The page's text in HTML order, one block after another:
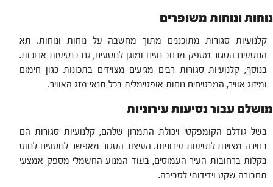
נוחות ונוחות משופרים
קלנועיות סגורות מתוכננים מתוך מחשבה על נוחות ונוחות. תא
הנוסעים הסגור מספק מרחב נעים ומוגן לנוסעים, גם בנסיעות ארוכות.
בנוסף, קלנועיות סגורות רבים מגיעים מצוידים בתכונות כגון חימום
ומיזוג אוויר, המבטיחים נוחות אופטימלית בכל תנאי מזג האוויר.
מושלם עבור נסיעות עירוניות
בשל גודלם הקומפקטי ויכולת התמרון שלהם, קלנועיות סגורות הם
בחירה מצוינת לנסיעות עירוניות. העיצוב הסגור מאפשר לנוסעים לנווט
בקלות ברחובות העיר העמוסים, בעוד המנוע החשמלי מספק אמצעי
תחבורה שקט וידידותי לסביבה.